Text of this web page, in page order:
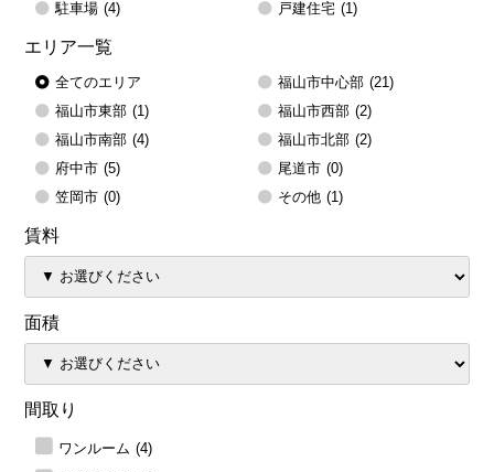
駐車場 (4) 戸建住宅 (1)
エリア一覧
全てのエリア
福山市東部 (1) 福山市西部 (2)
福山市南部 (4) 福山市北部 (2)
福山市中心部 (21)
府中市 (5) 尾道市 (0)
笠岡市 (0) その他 (1)
賃料
面積
間取り
ワンルーム (4)